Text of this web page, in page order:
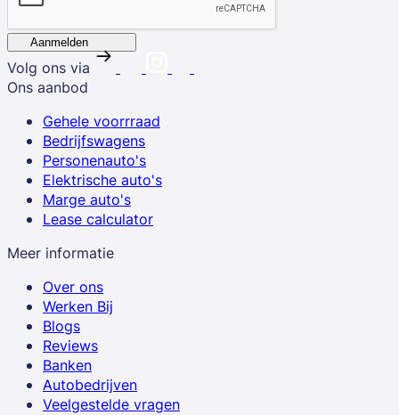
Aanmelden
Volg ons via
Ons aanbod
Gehele voorrraad
Bedrijfswagens
Personenauto's
Elektrische auto's
Marge auto's
Lease calculator
Meer informatie
Over ons
Werken Bij
Blogs
Reviews
Banken
Autobedrijven
Veelgestelde vragen